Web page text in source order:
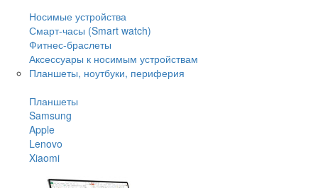
Носимые устройства
Смарт-часы (Smart watch)
Фитнес-браслеты
Аксессуары к носимым устройствам
Планшеты, ноутбуки, периферия
Планшеты
Samsung
Apple
Lenovo
Xiaomi